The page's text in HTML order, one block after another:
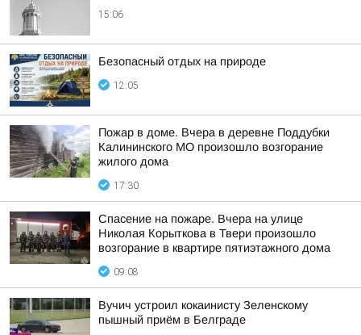
15:06
Безопасный отдых на природе
12:05
Пожар в доме. Вчера в деревне Поддубки
Калининского МО произошло возгорание
жилого дома
17:30
Спасение на пожаре. Вчера на улице
Николая Корыткова в Твери произошло
возгорание в квартире пятиэтажного дома
09:08
Вучич устроил кокаинисту Зеленскому
пышный приём в Белграде